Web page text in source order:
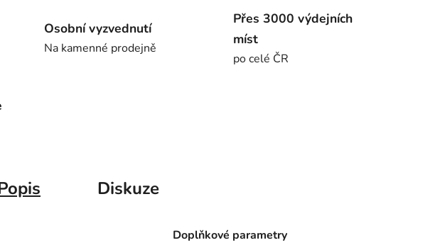
Osobní vyzvednutí
Na kamenné prodejně
Přes 3000 výdejních
míst
po celé ČR
Diskuze
Doplňkové parametry